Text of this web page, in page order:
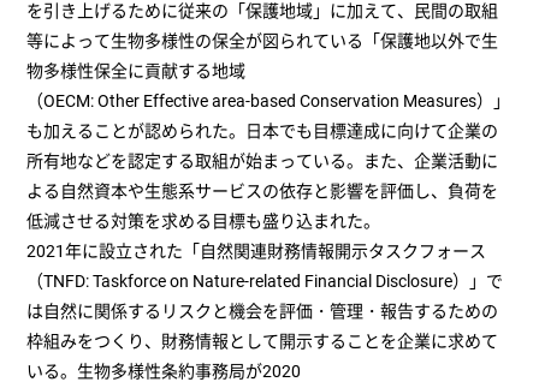
を引き上げるために従来の「保護地域」に加えて、民間の取組
等によって生物多様性の保全が図られている「保護地以外で生
物多様性保全に貢献する地域
（OECM: Other Effective area-based Conservation Measures）」
も加えることが認められた。日本でも目標達成に向けて企業の
所有地などを認定する取組が始まっている。また、企業活動に
よる自然資本や生態系サービスの依存と影響を評価し、負荷を
低減させる対策を求める目標も盛り込まれた。
2021年に設立された「自然関連財務情報開示タスクフォース
（TNFD: Taskforce on Nature-related Financial Disclosure）」で
は自然に関係するリスクと機会を評価・管理・報告するための
枠組みをつくり、財務情報として開示することを企業に求めて
いる。生物多様性条約事務局が2020